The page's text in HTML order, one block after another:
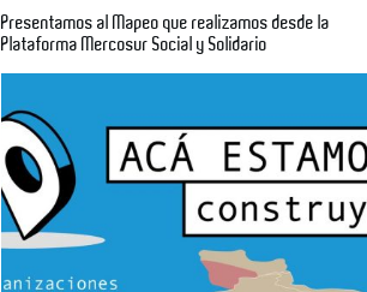
Presentamos al Mapeo que realizamos desde la
Plataforma Mercosur Social y Solidario